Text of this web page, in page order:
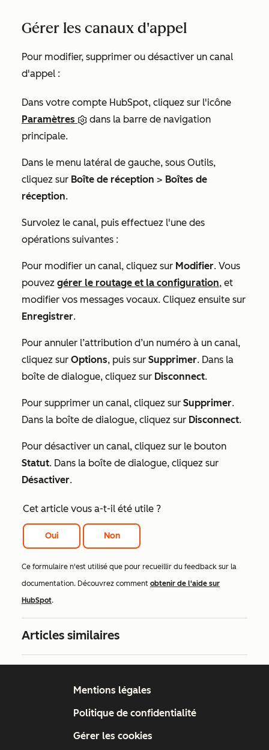
Gérer les canaux d'appel
Pour modifier, supprimer ou désactiver un canal
d'appel :
Dans votre compte HubSpot, cliquez sur l'icône
Paramètres
dans la barre de navigation
principale.
Dans le menu latéral de gauche, sous Outils,
cliquez sur Boîte de réception > Boîtes de
réception.
Survolez le canal, puis effectuez l'une des
opérations suivantes :
Pour modifier un canal, cliquez sur Modifier. Vous
pouvez gérer le routage et la configuration, et
modifier vos messages vocaux. Cliquez ensuite sur
Enregistrer.
Pour annuler l’attribution d’un numéro à un canal,
cliquez sur Options, puis sur Supprimer. Dans la
boîte de dialogue, cliquez sur Disconnect.
Pour supprimer un canal, cliquez sur Supprimer.
Dans la boîte de dialogue, cliquez sur Disconnect.
Pour désactiver un canal, cliquez sur le bouton
Statut. Dans la boîte de dialogue, cliquez sur
Désactiver.
Cet article vous a-t-il été utile ?
Oui Non
Ce formulaire n'est utilisé que pour recueillir du feedback sur la
documentation. Découvrez comment obtenir de l'aide sur
HubSpot.
Articles similaires
Mentions légales
Politique de confidentialité
Gérer les cookies